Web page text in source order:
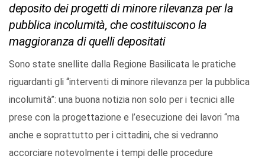
deposito dei progetti di minore rilevanza per la
pubblica incolumità, che costituiscono la
maggioranza di quelli depositati
Sono state snellite dalla Regione Basilicata le pratiche
riguardanti gli “interventi di minore rilevanza per la pubblica
incolumità”: una buona notizia non solo per i tecnici alle
prese con la progettazione e l’esecuzione dei lavori “ma
anche e soprattutto per i cittadini, che si vedranno
accorciare notevolmente i tempi delle procedure